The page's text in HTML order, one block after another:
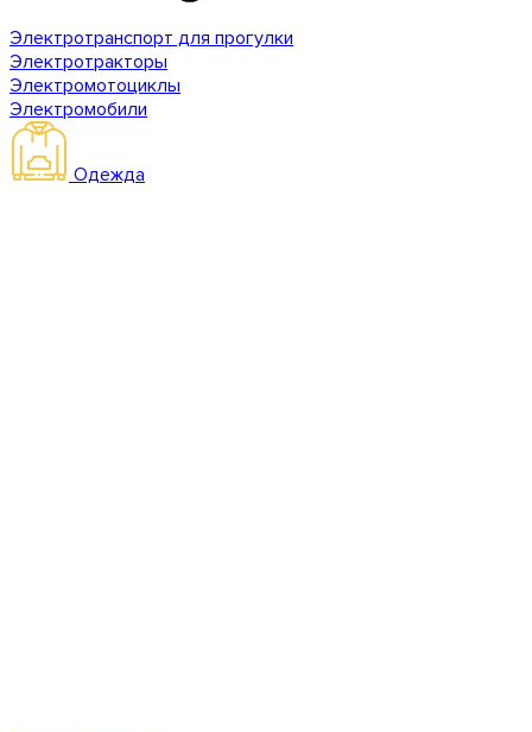
Электротранспорт для прогулки
Электротракторы
Электромотоциклы
Электромобили
Одежда